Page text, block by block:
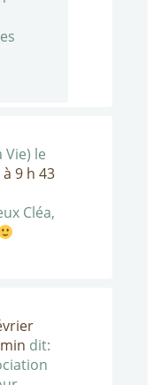
Vie) le
9 h 43
Cléa,
dit: